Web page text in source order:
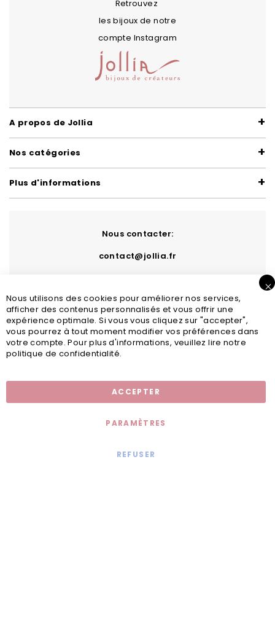
Retrouvez
les bijoux de notre
compte Instagram
A propos de Jollia
Nos catégories
Plus d'informations
Nous contacter:
contact@jollia.fr
Nous utilisons des cookies pour améliorer nos services,
afficher des contenus personnalisés et vous offrir une
expérience optimale. Si vous vous cliquez sur "accepter",
vous pourrez à tout moment modifier vos préférences dans
votre compte. Pour plus d'informations, veuillez lire notre
politique de confidentialité.
ACCEPTER
PARAMÈTRES
REFUSER